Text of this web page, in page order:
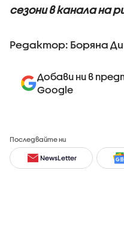
сезони в канала на
Редактор: Боряна
Добави ни в
Google
Последвайте ни
NewsLetter